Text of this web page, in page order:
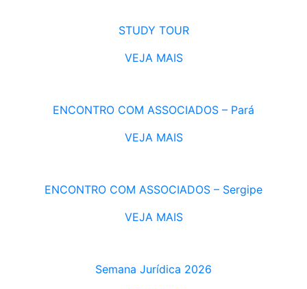
STUDY TOUR
VEJA MAIS
ENCONTRO COM ASSOCIADOS – Pará
VEJA MAIS
ENCONTRO COM ASSOCIADOS – Sergipe
VEJA MAIS
Semana Jurídica 2026